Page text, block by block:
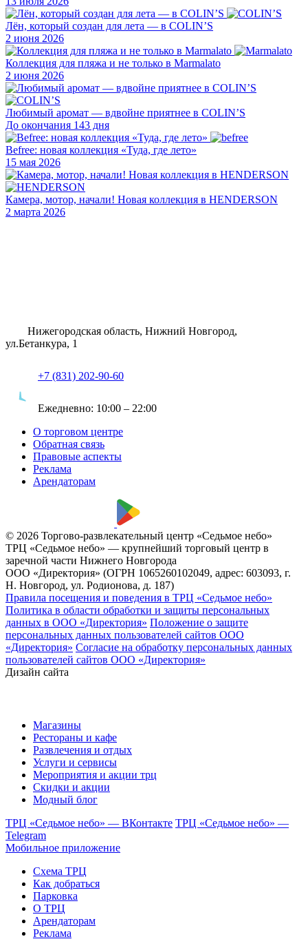
Лён, который создан для лета — в COLIN’S
2 июня 2026
Коллекция для пляжа и не только в Marmalato
2 июня 2026
Любимый аромат — вдвойне приятнее в COLIN’S
До окончания 143 дня
Befree: новая коллекция «Туда, где лето»
15 мая 2026
Камера, мотор, начали! Новая коллекция в HENDERSON
2 марта 2026
Нижегородская область, Нижний Новгород,
ул.Бетанкура, 1
+7 (831) 202-90-60
Ежедневно: 10:00 – 22:00
О торговом центре
Обратная связь
Правовые аспекты
Реклама
Арендаторам
© 2026 Торгово-развлекательный центр «Седьмое небо»
ТРЦ «Седьмое небо» — крупнейший торговый центр в
заречной части Нижнего Новгорода
ООО «Директория» (ОГРН 1065260102049, адрес: 603093, г.
Н. Новгород, ул. Родионова, д. 187)
Правила посещения и поведения в ТРЦ «Седьмое небо»
Политика в области обработки и защиты персональных
данных в ООО «Директория» Положение о защите
персональных данных пользователей сайтов ООО
«Директория» Согласие на обработку персональных данных
пользователей сайтов ООО «Директория»
Дизайн сайта
Магазины
Рестораны и кафе
Развлечения и отдых
Услуги и сервисы
Мероприятия и акции трц
Скидки и акции
Модный блог
ТРЦ «Седьмое небо» — ВКонтакте ТРЦ «Седьмое небо» —
Telegram
Мобильное приложение
Схема ТРЦ
Как добраться
Парковка
О ТРЦ
Арендаторам
Реклама